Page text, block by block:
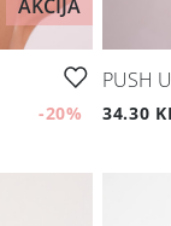
AKCIJA
-20%
PUSH
34.30